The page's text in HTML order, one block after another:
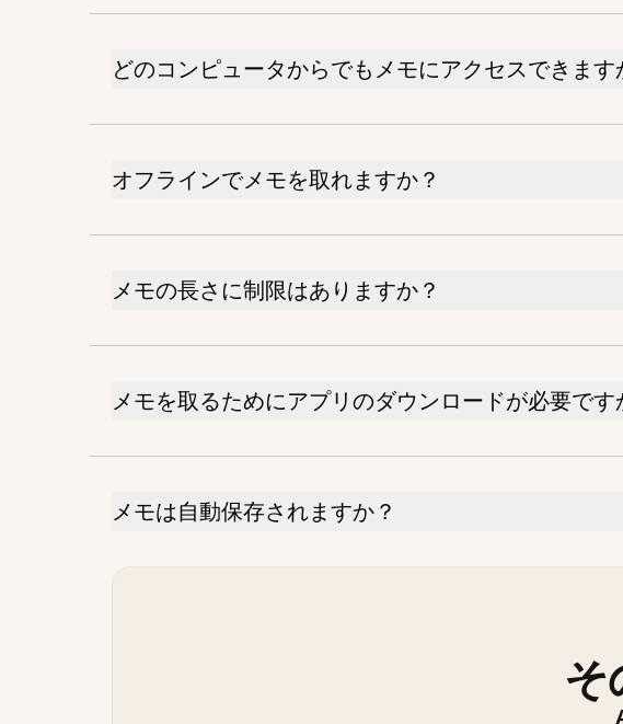
どのコンピュータからでもメモにアクセスできます
オフラインでメモを取れますか？
メモの長さに制限はありますか？
メモを取るためにアプリのダウンロードが必要です
メモは自動保存されますか？
そ